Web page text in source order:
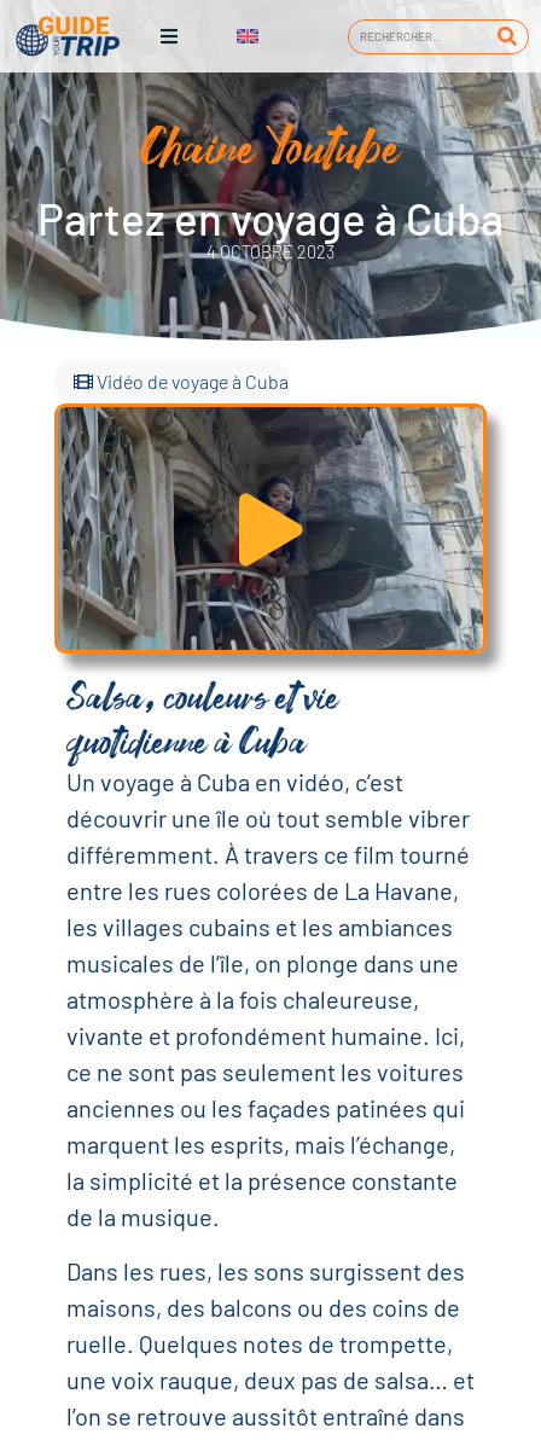
Chaine Youtube
Partez en voyage à Cuba
4 OCTOBRE 2023
Vidéo de voyage à Cuba
Salsa, couleurs et vie
quotidienne à Cuba
Un voyage à Cuba en vidéo, c’est
découvrir une île où tout semble vibrer
différemment. À travers ce film tourné
entre les rues colorées de La Havane,
les villages cubains et les ambiances
musicales de l’île, on plonge dans une
atmosphère à la fois chaleureuse,
vivante et profondément humaine. Ici,
ce ne sont pas seulement les voitures
anciennes ou les façades patinées qui
marquent les esprits, mais l’échange,
la simplicité et la présence constante
de la musique.
Dans les rues, les sons surgissent des
maisons, des balcons ou des coins de
ruelle. Quelques notes de trompette,
une voix rauque, deux pas de salsa… et
l’on se retrouve aussitôt entraîné dans